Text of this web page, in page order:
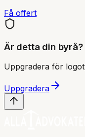
Få offert
Är detta din byrå?
Uppgradera för
Uppgradera